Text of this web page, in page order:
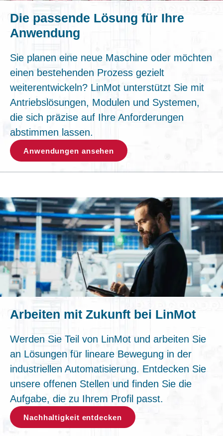
Die passende Lösung für Ihre
Anwendung
Sie planen eine neue Maschine oder möchten
einen bestehenden Prozess gezielt
weiterentwickeln? LinMot unterstützt Sie mit
Antriebslösungen, Modulen und Systemen,
die sich präzise auf Ihre Anforderungen
abstimmen lassen.
Anwendungen ansehen
Arbeiten mit Zukunft bei LinMot
Werden Sie Teil von LinMot und arbeiten Sie
an Lösungen für lineare Bewegung in der
industriellen Automatisierung. Entdecken Sie
unsere offenen Stellen und finden Sie die
Aufgabe, die zu Ihrem Profil passt.
Nachhaltigkeit entdecken